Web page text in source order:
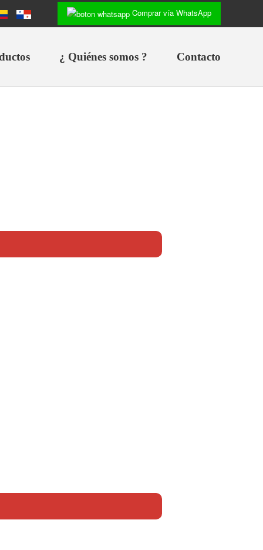
Comprar vía WhatsApp
¿ Quiénes somos ? Contacto